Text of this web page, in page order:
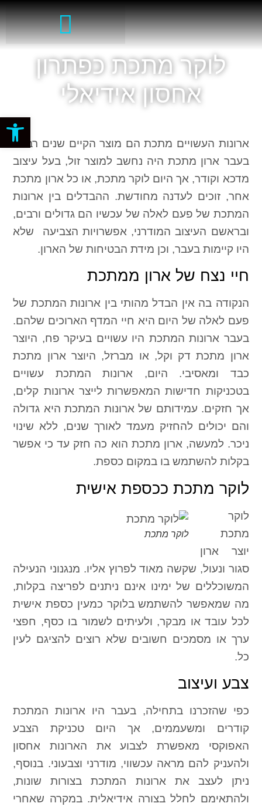
לוקר מתכת כפתרון
אחסון אידיאלי
ארונות העשויים מתכת הם מוצר הקיים שנים רבות.
בעבר ארון מתכת היה נחשב למוצר זול, בעל עיצוב
מדכא וקודר, אך היום לוקר מתכת, או כל ארון מתכת
אחר, זוכים לעדנה מחודשת. ההבדלים בין ארונות
המתכת של פעם לאלה של עכשיו הם גדולים ורבים,
ובראשם העיצוב המודרני, אפשרויות הצביעה שלא
היו קיימות בעבר, וכן מידת הבטיחות של הארון.
חיי נצח של ארון ממתכת
הנקודה בה אין הבדל מהותי בין ארונות המתכת של
פעם לאלה של היום היא חיי המדף הארוכים שלהם.
בעבר ארונות המתכת היו עשויים בעיקר פח, היוצר
ארון מתכת דק וקל, או מברזל, היוצר ארון מתכת
כבד ומאסיבי. היום, ארונות המתכת עשויים
בטכניקות חדישות המאפשרות לייצר ארונות קלים,
אך חזקים. עמידותם של ארונות המתכת היא גדולה
והם יכולים להחזיק מעמד לאורך שנים, ללא שינוי
ניכר. למעשה, ארון מתכת הוא כה חזק עד כי אפשר
בקלות להשתמש בו במקום כספת.
לוקר מתכת ככספת אישית
לוקר מתכת
לוקר
מתכת
יוצר ארון
סגור ונעול, שקשה מאוד לפרוץ אליו. מנגנוני הנעילה
המשוכללים של ימינו אינם ניתנים לפריצה בקלות,
מה שמאפשר להשתמש בלוקר כמעין כספת אישית
לכל עובד או מבקר, ולעיתים לשמור בו כסף, חפצי
ערך או מסמכים חשובים שלא רוצים להציגם לעין
כל.
צבע ועיצוב
כפי שהזכרנו בתחילה, בעבר היו ארונות המתכת
קודרים ומשעממים, אך היום טכניקת הצבע
האפוקסי מאפשרת לצבוע את הארונות אחסון
ולהעניק להם מראה עכשווי, מודרני וצבעוני. בנוסף,
ניתן לעצב את ארונות המתכת בצורות שונות,
ולהתאימם לחלל בצורה אידיאלית. במקרה שאחרי
פתח